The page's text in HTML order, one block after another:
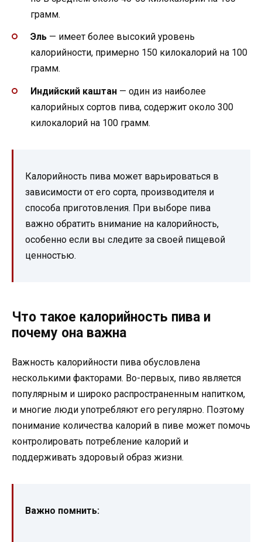
грамм.
Эль — имеет более высокий уровень
калорийности, примерно 150 килокалорий на 100
грамм.
Индийский каштан — один из наиболее
калорийных сортов пива, содержит около 300
килокалорий на 100 грамм.
Калорийность пива может варьироваться в
зависимости от его сорта, производителя и
способа приготовления. При выборе пива
важно обратить внимание на калорийность,
особенно если вы следите за своей пищевой
ценностью.
Что такое калорийность пива и
почему она важна
Важность калорийности пива обусловлена
несколькими факторами. Во-первых, пиво является
популярным и широко распространенным напитком,
и многие люди употребляют его регулярно. Поэтому
понимание количества калорий в пиве может помочь
контролировать потребление калорий и
поддерживать здоровый образ жизни.
Важно помнить: